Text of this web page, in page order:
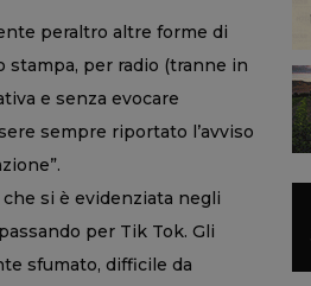
peraltro altre forme di
stampa, per radio (tranne in
e senza evocare
sempre riportato l’avviso
che si è evidenziata negli
per Tik Tok. Gli
sfumato, difficile da